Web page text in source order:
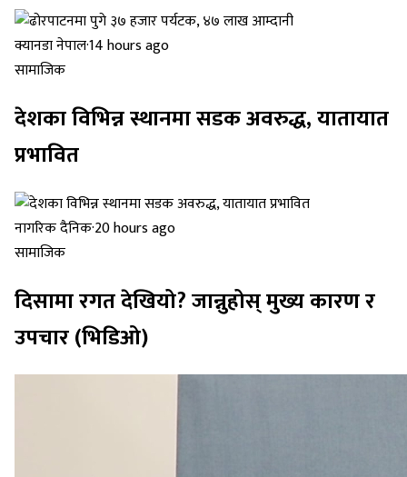
क्यानडा नेपाल·14 hours ago
सामाजिक
देशका विभिन्न स्थानमा सडक अवरुद्ध, यातायात
प्रभावित
नागरिक दैनिक·20 hours ago
सामाजिक
दिसामा रगत देखियो? जान्नुहोस् मुख्य कारण र
उपचार (भिडिओ)